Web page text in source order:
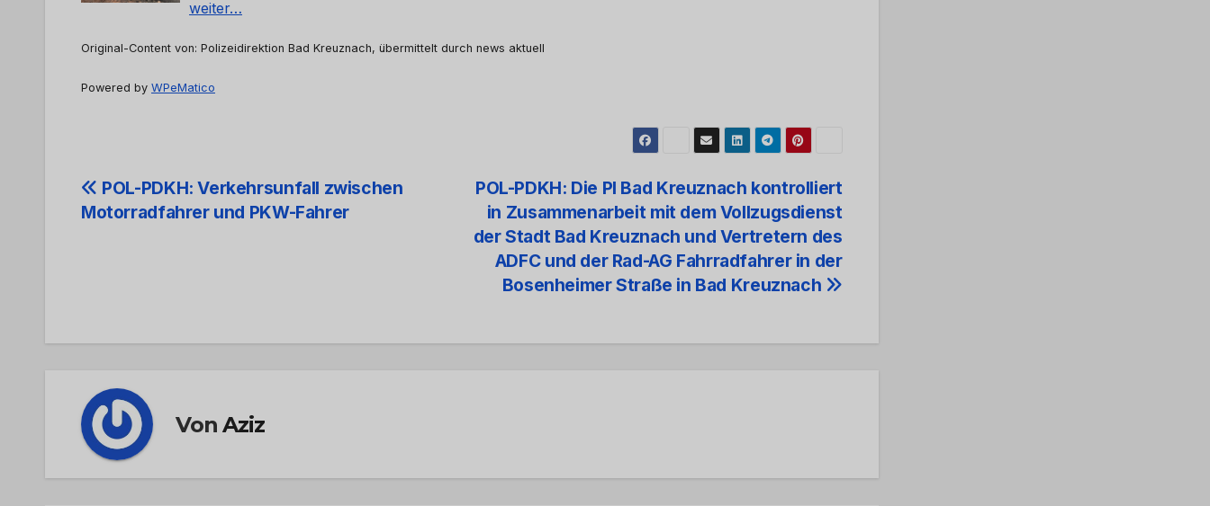
weiter…
Original-Content von: Polizeidirektion Bad Kreuznach, übermittelt durch news aktuell
Powered by WPeMatico
Beitrags-
POL-PDKH: Die PI Bad Kreuznach kontrolliert
in Zusammenarbeit mit dem Vollzugsdienst
der Stadt Bad Kreuznach und Vertretern des
ADFC und der Rad-AG Fahrradfahrer in der
Bosenheimer Straße in Bad Kreuznach
POL-PDKH: Verkehrsunfall zwischen
Motorradfahrer und PKW-Fahrer
VonAziz